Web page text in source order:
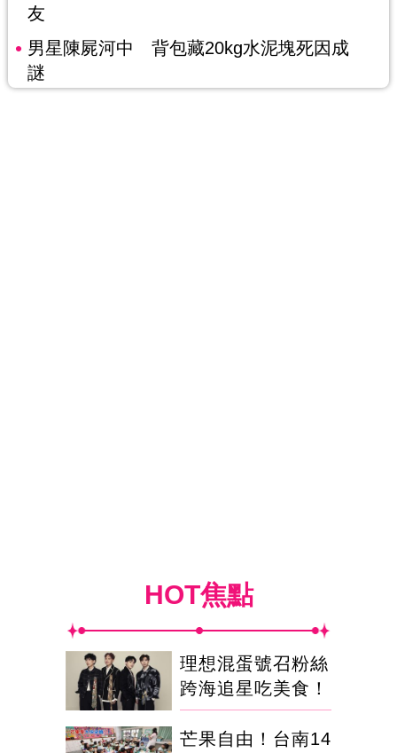
友
男星陳屍河中 背包藏20kg水泥塊死因成
謎
HOT焦點
理想混蛋號召粉絲
跨海追星吃美食！
芒果自由！台南14